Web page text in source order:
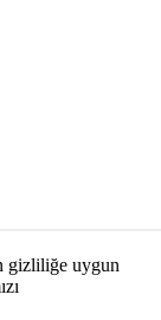
gizliliğe uygun